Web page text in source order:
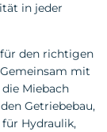
in jeder
den richtigen
mit
Miebach
Getriebebau,
Hydraulik,